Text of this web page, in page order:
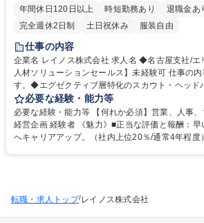
年間休日120日以上
時短勤務あり 退職金あ
完全週休2日制
土日祝休み 服装自由
仕事の内容
企業名 レイノス株式会社 求人名 ◆名古屋支社/エリア限定【既存顧客担当/
人材ソリューションセールス】未経験可 仕事の内容 エリア限定総合職で
す。◆エグゼクティブ層特化のスカウト・ヘッド
当社において顧客の人材の獲得支援をお任せしま
までの設計まで裁量》を持って働けます。 【具体的に】■事業戦略や経営
課題をヒアリング■状況にあわせて必要な人材要
者をリサーチ、紹介※クライアントの開拓は別部
必要な経験・能力等
必要な経験・能力等 【何れか必須】営業、人事、
経営企画 経験者 《魅力》■正当な評価と報酬：
へキャリアアップ。（社内上位20％/通常4年程度）。 ■自己申告
多くの魅力をフリーコメント欄にも記載！》 学歴・資格 学歴：大学院 大
転職・求人トップ/レイノス株式会社